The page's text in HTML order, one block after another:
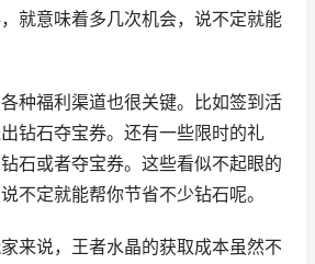
就意味着多几次机会，说不定就能
种福利渠道也很关键。比如签到活
钻石夺宝券。还有一些限时的礼
石或者夺宝券。这些看似不起眼的
不定就能帮你节省不少钻石呢。
来说，王者水晶的获取成本虽然不